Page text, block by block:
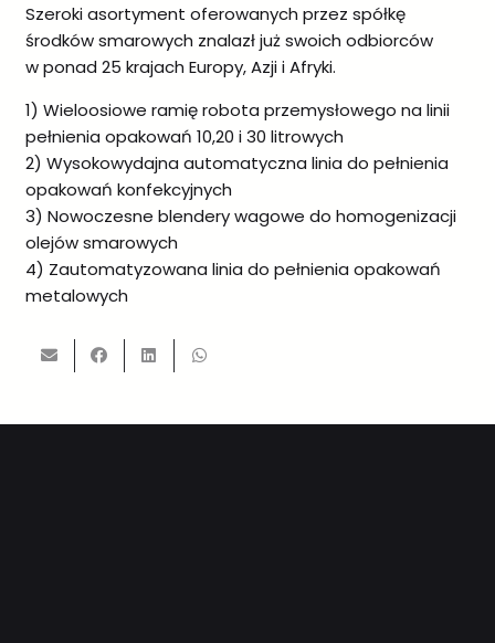
Szeroki asortyment oferowanych przez spółkę
środków smarowych znalazł już swoich odbiorców
w ponad 25 krajach Europy, Azji i Afryki.
1) Wieloosiowe ramię robota przemysłowego na linii
pełnienia opakowań 10,20 i 30 litrowych
2) Wysokowydajna automatyczna linia do pełnienia
opakowań konfekcyjnych
3) Nowoczesne blendery wagowe do homogenizacji
olejów smarowych
4) Zautomatyzowana linia do pełnienia opakowań
metalowych